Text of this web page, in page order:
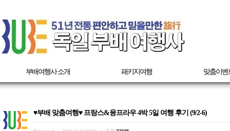
부배여행사 소개 패키지여행 맞춤이벤
♥부배 맞춤여행♥ 프랑스&융프라우 4박 5일 여행 후기 (9/2-6)